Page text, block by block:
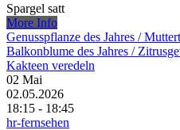
Spargel satt
More Info
Genusspflanze des Jahres /​
Balkonblume des Jahres /​
Kakteen veredeln
02 Mai
02.05.2026
18:15 - 18:45
hr-fernsehen